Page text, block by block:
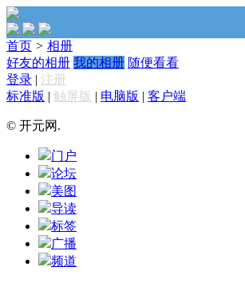
首页 > 相册
好友的相册 我的相册 随便看看
登录 | 注册
标准版 | 触屏版 | 电脑版 | 客户端
© 开元网.
门户
论坛
美图
导读
标签
广播
频道